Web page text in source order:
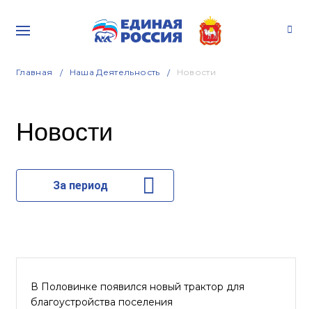
Главная Наша Деятельность Новости
Новости
За период
В Половинке появился новый трактор для
благоустройства поселения